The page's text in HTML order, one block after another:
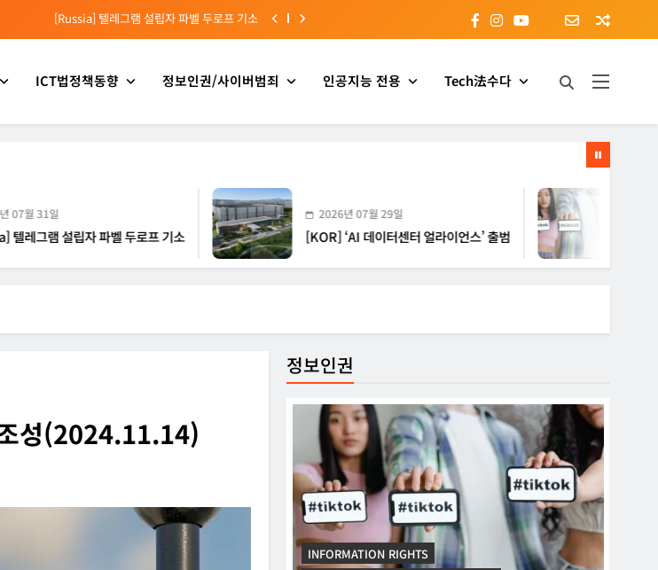
[KOR] ‘AI 데이터센터 얼라이언스’ 출범
[EU] 틱톡의 아동 보호 미흡 관련 예비 조사결과 발표
ICT법정책동향 정보인권/사이버범죄 인공지능 전용 Tech法수다
립자 파벨 두로프 기소
2026년 07월 29일
[KOR] ‘AI 데이터센터 얼라이언스’ 출범 [EU] 틱톡의 아
성(2024.11.14)
정보인권
INFORMATION RIGHTS